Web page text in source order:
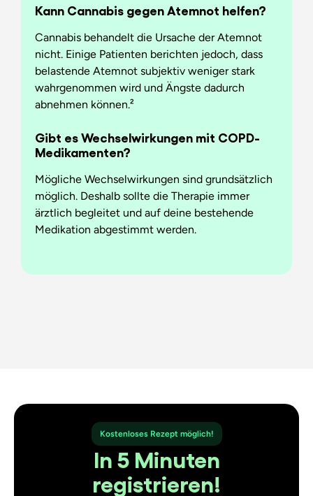
Kann Cannabis gegen Atemnot helfen?
Cannabis behandelt die Ursache der Atemnot
nicht. Einige Patienten berichten jedoch, dass
belastende Atemnot subjektiv weniger stark
wahrgenommen wird und Ängste dadurch
abnehmen können.²
Gibt es Wechselwirkungen mit COPD-
Medikamenten?
Mögliche Wechselwirkungen sind grundsätzlich
möglich. Deshalb sollte die Therapie immer
ärztlich begleitet und auf deine bestehende
Medikation abgestimmt werden.
Kostenloses Rezept möglich!
In 5 Minuten
registrieren!